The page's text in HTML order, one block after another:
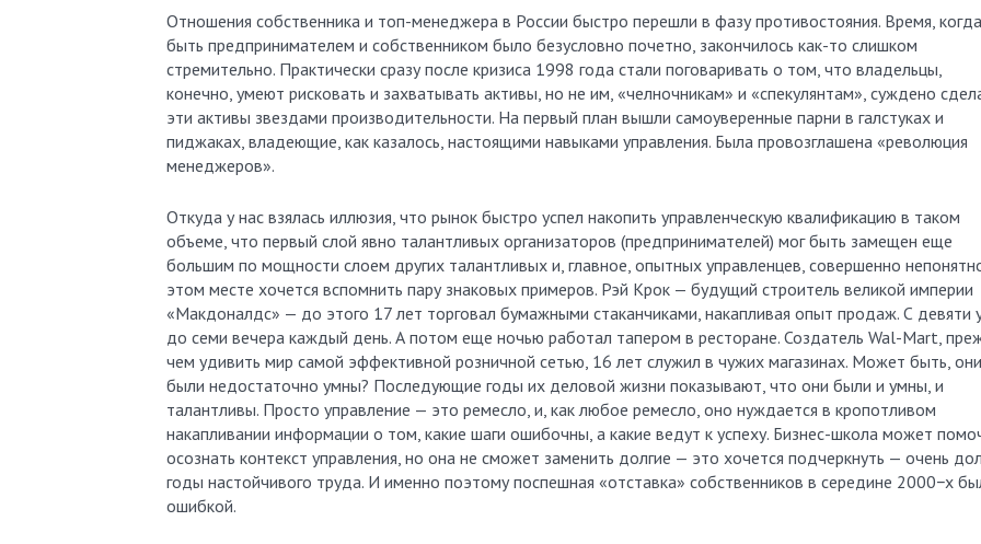
Отношения собственника и топ-менеджера в России быстро перешли в фазу противостояния. Время, когда
быть предпринимателем и собственником было безусловно почетно, закончилось как-то слишком
стремительно. Практически сразу после кризиса 1998 года стали поговаривать о том, что владельцы,
конечно, умеют рисковать и захватывать активы, но не им, «челночникам» и «спекулянтам», суждено
эти активы звездами производительности. На первый план вышли самоуверенные парни в галстуках и
пиджаках, владеющие, как казалось, настоящими навыками управления. Была провозглашена «революция
менеджеров».
Откуда у нас взялась иллюзия, что рынок быстро успел накопить управленческую квалификацию в таком
объеме, что первый слой явно талантливых организаторов (предпринимателей) мог быть замещен еще
большим по мощности слоем других талантливых и, главное, опытных управленцев, совершенно
этом месте хочется вспомнить пару знаковых примеров. Рэй Крок — будущий строитель великой империи
«Макдоналдс» — до этого 17 лет торговал бумажными стаканчиками, накапливая опыт продаж. С девяти
до семи вечера каждый день. А потом еще ночью работал тапером в ресторане. Создатель Wal-Mart,
чем удивить мир самой эффективной розничной сетью, 16 лет служил в чужих магазинах. Может быть, они
были недостаточно умны? Последующие годы их деловой жизни показывают, что они были и умны, и
талантливы. Просто управление — это ремесло, и, как любое ремесло, оно нуждается в кропотливом
накапливании информации о том, какие шаги ошибочны, а какие ведут к успеху. Бизнес-школа может
осознать контекст управления, но она не сможет заменить долгие — это хочется подчеркнуть — очень
годы настойчивого труда. И именно поэтому поспешная «отставка» собственников в середине 2000−х
ошибкой.